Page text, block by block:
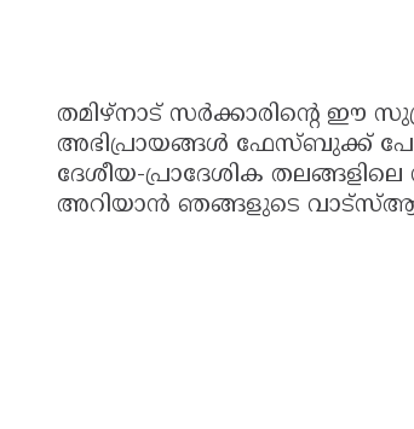
തമിഴ്നാട് സർക്കാരിന്റെ ഈ
അഭിപ്രായങ്ങൾ ഫേസ്ബുക്ക്
ദേശീയ-പ്രാദേശിക
അറിയാൻ ഞങ്ങളുടെ